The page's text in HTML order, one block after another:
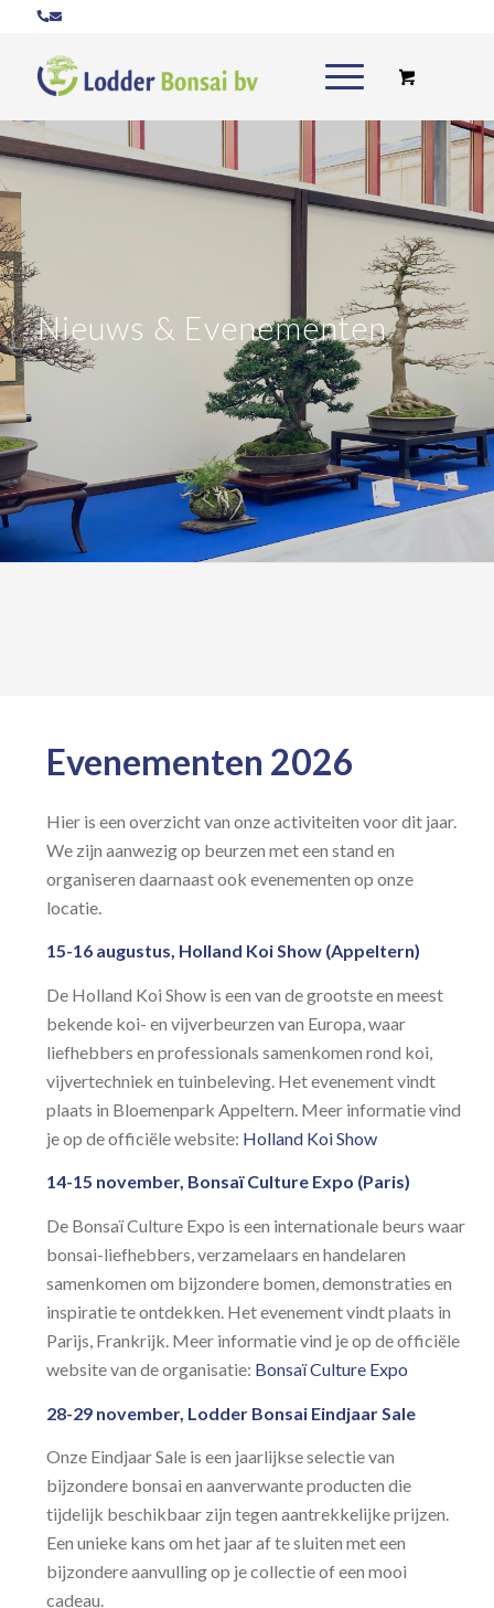
Nieuws & Evenementen
Evenementen 2026
Hier is een overzicht van onze activiteiten voor dit jaar.
We zijn aanwezig op beurzen met een stand en
organiseren daarnaast ook evenementen op onze
locatie.
15-16 augustus, Holland Koi Show (Appeltern)
De Holland Koi Show is een van de grootste en meest
bekende koi- en vijverbeurzen van Europa, waar
liefhebbers en professionals samenkomen rond koi,
vijvertechniek en tuinbeleving. Het evenement vindt
plaats in Bloemenpark Appeltern. Meer informatie vind
je op de officiële website: Holland Koi Show
14-15 november, Bonsaï Culture Expo (Paris)
De Bonsaï Culture Expo is een internationale beurs waar
bonsai-liefhebbers, verzamelaars en handelaren
samenkomen om bijzondere bomen, demonstraties en
inspiratie te ontdekken. Het evenement vindt plaats in
Parijs, Frankrijk. Meer informatie vind je op de officiële
website van de organisatie: Bonsaï Culture Expo
28-29 november, Lodder Bonsai Eindjaar Sale
Onze Eindjaar Sale is een jaarlijkse selectie van
bijzondere bonsai en aanverwante producten die
tijdelijk beschikbaar zijn tegen aantrekkelijke prijzen.
Een unieke kans om het jaar af te sluiten met een
bijzondere aanvulling op je collectie of een mooi
cadeau.